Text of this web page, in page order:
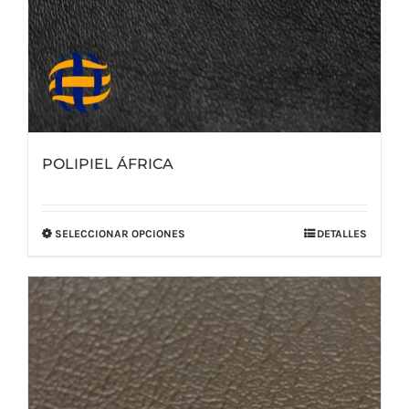
POLIPIEL ÁFRICA
SELECCIONAR OPCIONES
tiene
múltiples
variantes.
Las
opciones
DETALLES